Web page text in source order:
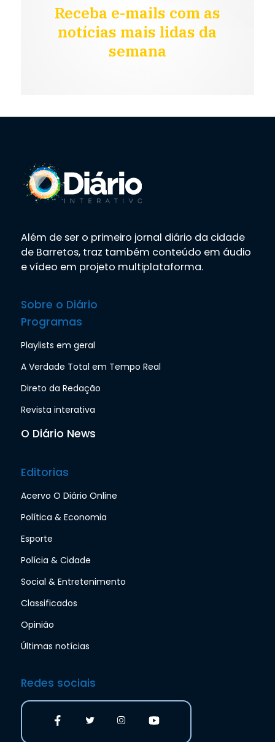
Receba e-mails com as
notícias mais lidas da
semana
Além de ser o primeiro jornal diário da cidade
de Barretos, traz também conteúdo em áudio
e vídeo em projeto multiplataforma.
Sobre o Diário
Programas
Playlists em geral
A Verdade Total em Tempo Real
Direto da Redação
Revista interativa
O Diário News
Editorias
Acervo O Diário Online
Política & Economia
Esporte
Polícia & Cidade
Social & Entretenimento
Classificados
Opinião
Últimas notícias
Redes sociais